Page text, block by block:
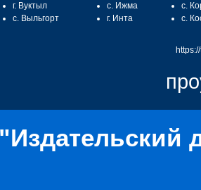
г. Вуктыл
с. Выльгорт
с. Ижма
г. Инта
с.
с.